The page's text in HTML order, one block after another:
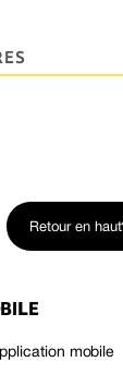
Retour en haut
mobile